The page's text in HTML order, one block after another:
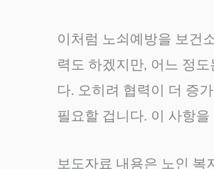
이처럼 노쇠예방을 보건
력도 하겠지만, 어느 정
다. 오히려 협력이 더 증
필요할 겁니다. 이 사항
보도자료 내용은 노인 복